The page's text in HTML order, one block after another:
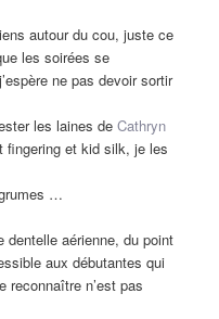
autour du cou, juste ce
les soirées se
ne pas devoir sortir
les laines deCathryn
fingering et kid silk, je les
…
dentelle aérienne, du point
aux débutantes qui
reconnaître n’est pas